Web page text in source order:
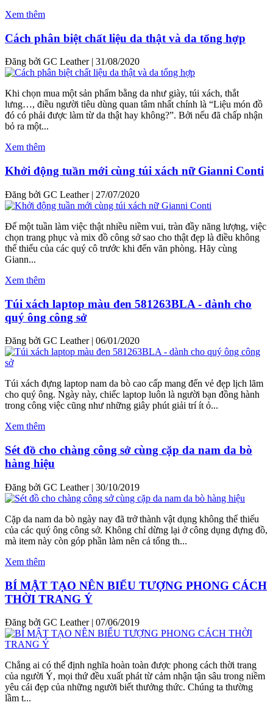
Xem thêm
Cách phân biệt chất liệu da thật và da tổng hợp
Đăng bởi GC Leather 31/08/2020
Khi chọn mua một sản phẩm bằng da như giày, túi xách, thắt
lưng…, điều người tiêu dùng quan tâm nhất chính là “Liệu món đồ
đó có phải được làm từ da thật hay không?”. Bởi nếu đã chấp nhận
bỏ ra một...
Xem thêm
Khởi động tuần mới cùng túi xách nữ Gianni Conti
Đăng bởi GC Leather | 27/07/2020
Để một tuần làm việc thật nhiều niềm vui, tràn đầy năng lượng, việc
chọn trang phục và mix đồ công sở sao cho thật đẹp là điều không
thể thiếu của các quý cô trước khi đến văn phòng. Hãy cùng
Giann...
Xem thêm
Túi xách laptop màu đen 581263BLA - dành cho
quý ông công sở
Đăng bởi GC Leather | 06/01/2020
Túi xách đựng laptop nam da bò cao cấp mang đến vẻ đẹp lịch lãm
cho quý ông. Ngày này, chiếc laptop luôn là người bạn đồng hành
trong công việc cũng như những giây phút giải trí ít ỏ...
Xem thêm
Sét đồ cho chàng công sở cùng cặp da nam da bò
hàng hiệu
Đăng bởi GC Leather | 30/10/2019
Cặp da nam da bò ngày nay đã trở thành vật dụng không thể thiếu
của các quý ông công sở. Không chỉ dừng lại ở công dụng đựng đồ,
mà item này còn góp phần làm nên cả tổng th...
Xem thêm
BÍ MẬT TẠO NÊN BIỂU TƯỢNG PHONG CÁCH
THỜI TRANG Ý
Đăng bởi GC Leather | 07/06/2019
Chẳng ai có thể định nghĩa hoàn toàn được phong cách thời trang
của người Ý, mọi thứ đều xuất phát từ cảm nhận tận sâu trong niềm
yêu cái đẹp của những người biết thưởng thức. Chúng ta thường
lầm t...